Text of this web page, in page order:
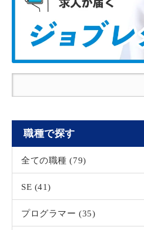
職種で探す
全ての職種 (79)
SE (41)
プログラマー (35)